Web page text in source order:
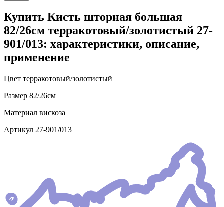
Купить Кисть шторная большая
82/26см терракотовый/золотистый 27-
901/013: характеристики, описание,
применение
Цвет терракотовый/золотистый
Размер 82/26см
Материал вискоза
Артикул 27-901/013